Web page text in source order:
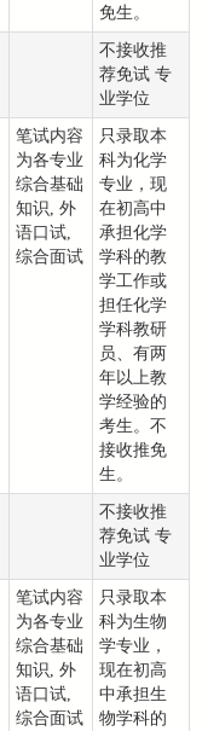
免生。
不接收推
荐免试 专
业学位
笔试内容
为各专业
综合基础
知识, 外
语口试,
综合面试
只录取本
科为化学
专业，现
在初高中
承担化学
学科的教
学工作或
担任化学
学科教研
员、有两
年以上教
学经验的
考生。不
接收推免
生。
不接收推
荐免试 专
业学位
笔试内容
为各专业
综合基础
知识, 外
语口试,
综合面试
只录取本
科为生物
学专业，
现在初高
中承担生
物学科的